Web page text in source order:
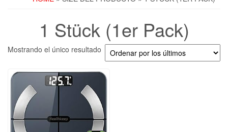
1 Stück (1er Pack)
Mostrando el único resultado